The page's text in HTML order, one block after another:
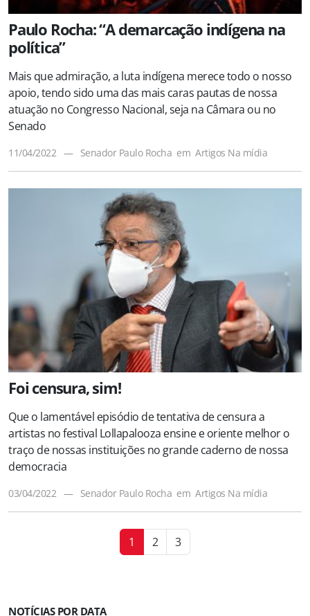
Paulo Rocha: “A demarcação indígena na
política”
Mais que admiração, a luta indígena merece todo o nosso
apoio, tendo sido uma das mais caras pautas de nossa
atuação no Congresso Nacional, seja na Câmara ou no
Senado
11/04/2022 — Senador Paulo Rocha em Artigos Na mídia
Foi censura, sim!
Que o lamentável episódio de tentativa de censura a
artistas no festival Lollapalooza ensine e oriente melhor o
traço de nossas instituições no grande caderno de nossa
democracia
03/04/2022 — Senador Paulo Rocha em Artigos Na mídia
1 2 3
NOTÍCIAS POR DATA